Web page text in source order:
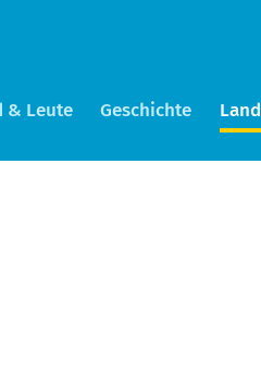
& Leute Geschichte